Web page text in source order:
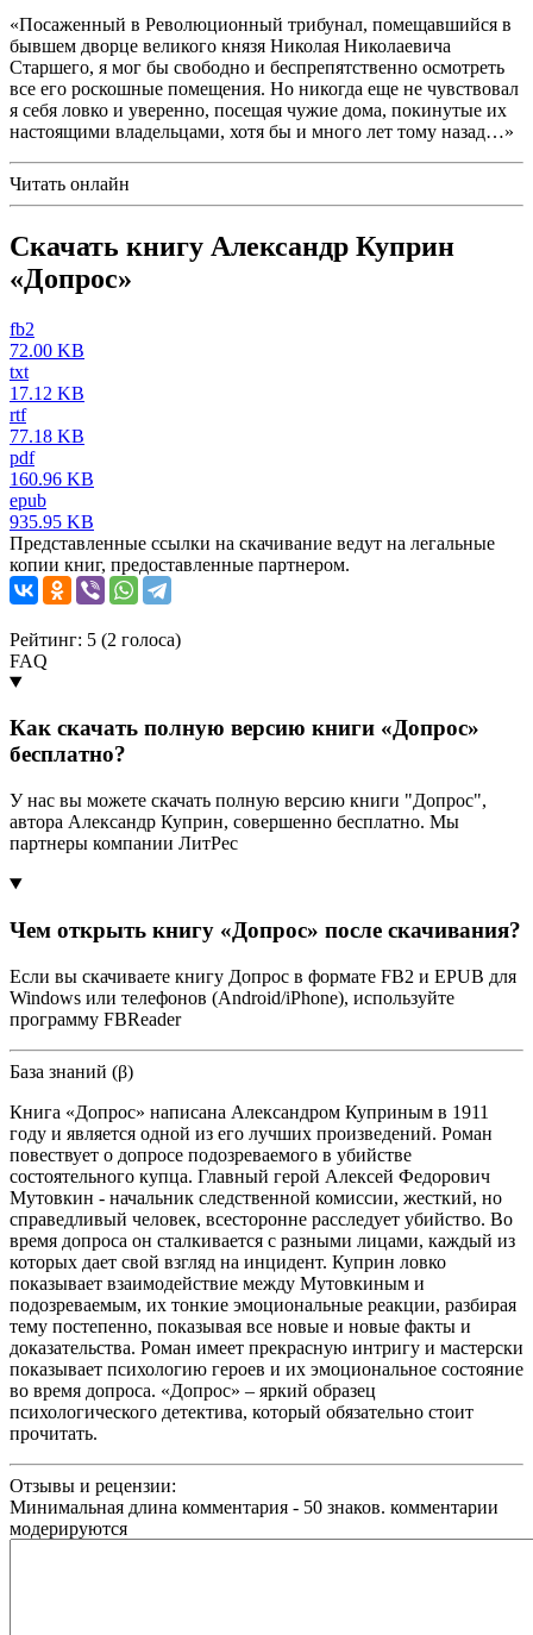
«Посаженный в Революционный трибунал, помещавшийся в
бывшем дворце великого князя Николая Николаевича
Старшего, я мог бы свободно и беспрепятственно осмотреть
все его роскошные помещения. Но никогда еще не чувствовал
я себя ловко и уверенно, посещая чужие дома, покинутые их
настоящими владельцами, хотя бы и много лет тому назад…»
Читать онлайн
Скачать книгу Александр Куприн
«Допрос»
fb2
72.00 KB
txt
17.12 KB
rtf
77.18 KB
pdf
160.96 KB
epub
935.95 KB
Представленные ссылки на скачивание ведут на легальные
копии книг, предоставленные партнером.
Рейтинг: 5 (2 голоса)
FAQ
Как скачать полную версию книги «Допрос»
бесплатно?
У нас вы можете скачать полную версию книги "Допрос",
автора Александр Куприн, совершенно бесплатно. Мы
партнеры компании ЛитРес
Чем открыть книгу «Допрос» после скачивания?
Если вы скачиваете книгу Допрос в формате FB2 и EPUB для
Windows или телефонов (Android/iPhone), используйте
программу FBReader
База знаний (β)
Книга «Допрос» написана Александром Куприным в 1911
году и является одной из его лучших произведений. Роман
повествует о допросе подозреваемого в убийстве
состоятельного купца. Главный герой Алексей Федорович
Мутовкин - начальник следственной комиссии, жесткий, но
справедливый человек, всесторонне расследует убийство. Во
время допроса он сталкивается с разными лицами, каждый из
которых дает свой взгляд на инцидент. Куприн ловко
показывает взаимодействие между Мутовкиным и
подозреваемым, их тонкие эмоциональные реакции, разбирая
тему постепенно, показывая все новые и новые факты и
доказательства. Роман имеет прекрасную интригу и мастерски
показывает психологию героев и их эмоциональное состояние
во время допроса. «Допрос» – яркий образец
психологического детектива, который обязательно стоит
прочитать.
Отзывы и рецензии:
Минимальная длина комментария - 50 знаков. комментарии
модерируются